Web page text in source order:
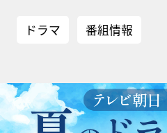
ドラマ 番組情報